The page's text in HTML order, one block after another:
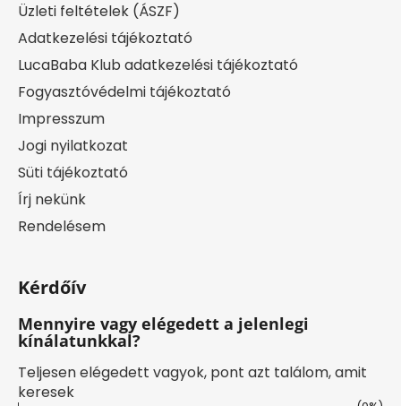
Üzleti feltételek (ÁSZF)
Adatkezelési tájékoztató
LucaBaba Klub adatkezelési tájékoztató
Fogyasztóvédelmi tájékoztató
Impresszum
Jogi nyilatkozat
Süti tájékoztató
Írj nekünk
Rendelésem
Kérdőív
Mennyire vagy elégedett a jelenlegi
kínálatunkkal?
Teljesen elégedett vagyok, pont azt találom, amit
keresek